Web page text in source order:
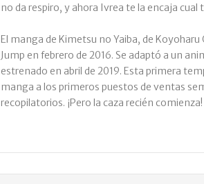
no da respiro, y ahora Ivrea te la encaja cual
El manga de Kimetsu no Yaiba, de
Jump en febrero de 2016. Se adaptó a un
estrenado en abril de 2019. Esta primera
manga a los primeros puestos de ventas
recopilatorios. ¡Pero la caza recién comienza!